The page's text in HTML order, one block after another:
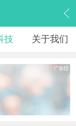
技 关于我们